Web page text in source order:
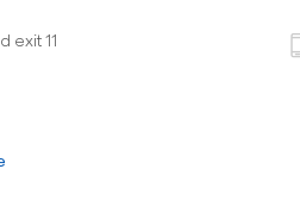
exit 11